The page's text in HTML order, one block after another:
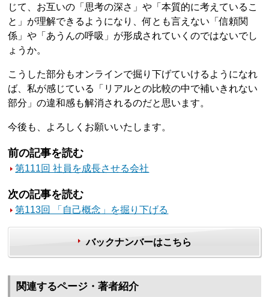
じて、お互いの「思考の深さ」や「本質的に考えているこ
と」が理解できるようになり、何とも言えない「信頼関
係」や「あうんの呼吸」が形成されていくのではないでし
ょうか。
こうした部分もオンラインで掘り下げていけるようになれ
ば、私が感じている「リアルとの比較の中で補いきれない
部分」の違和感も解消されるのだと思います。
今後も、よろしくお願いいたします。
前の記事を読む
第111回 社員を成長させる会社
次の記事を読む
第113回 「自己概念」を掘り下げる
バックナンバーはこちら
関連するページ・著者紹介